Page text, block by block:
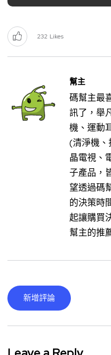
232 Likes
幫主
碼幫主最
訊了，舉
機、運動
(清淨機
晶電視、
子產品，
望透過碼
的決策時
起讓購買
幫主的推
新增評論